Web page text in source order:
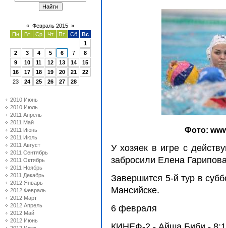
« Февраль 2015 »
Пн
Вт Ср Чт Пт Сб
Вс
1
2
3 4 5 6 7
8
9
10 11 12 13 14
15
16
17 18 19 20 21
22
23
24 25 26 27 28
2010 Июнь
2010 Июль
2011 Апрель
2011 Май
2011 Июнь
2011 Июль
2011 Август
2011 Сентябрь
2011 Октябрь
2011 Ноябрь
2011 Декабрь
2012 Январь
2012 Февраль
2012 Март
2012 Апрель
2012 Май
2012 Июнь
Фото:
У хозяек в игре с
забросили Елена
Завершится 5-й тур в
Мансийске.
6 февраля